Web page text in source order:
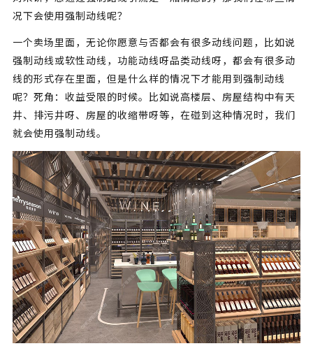
况下会使用强制动线呢？
一个卖场里面，无论你愿意与否都会有很多动线问题，比如说
强制动线或软性动线，功能动线呀品类动线呀，都会有很多动
线的形式存在里面，但是什么样的情况下才能用到强制动线
呢？死角：收益受限的时候。比如说高楼层、房屋结构中有天
井、排污井呀、房屋的收缩带呀等，在碰到这种情况时，我们
就会使用强制动线。